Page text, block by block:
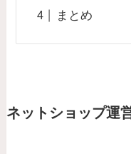
まとめ
ネットショップ運